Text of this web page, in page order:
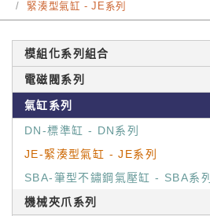
緊湊型氣缸 - JE系列
模組化系列組合
電磁閥系列
氣缸系列
DN-標準缸 - DN系列
JE-緊湊型氣缸 - JE系列
SBA-筆型不鏽鋼氣壓缸 - SBA系列
機械夾爪系列